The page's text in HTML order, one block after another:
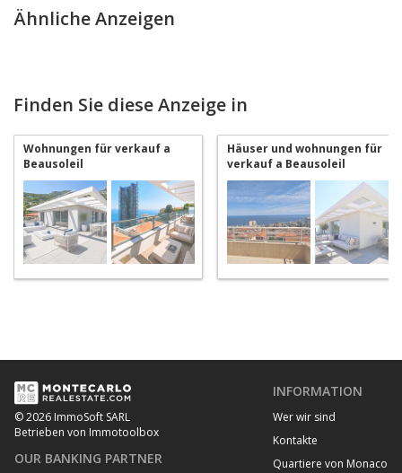
Ähnliche Anzeigen
Finden Sie diese Anzeige in
Wohnungen für verkauf a
Beausoleil
Häuser und wohnungen für
verkauf a Beausoleil
© 2026 ImmoSoft SARL
Betrieben von Immotoolbox
OUR BANKING PARTNER
INFORMATION
Wer wir sind
Kontakte
Quartiere von Monaco